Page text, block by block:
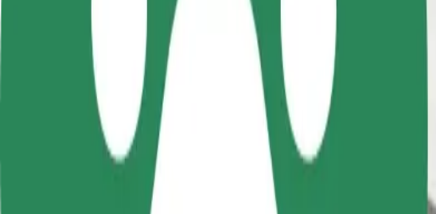
როგორ მივიდეთ Plaża Miejska დან Dworzec Zachodni მდე
Plaża Miejska დან Dworzec Zachodni მდე გადაადგილების საუკეთესო
Plaża Miejska
Dworzec Zachodni
კომფორტი და სიმარტივე შენს ხელთაა!
სანდო მგზავრობები ყოველდღიური საშუალო ზომის ავტომობილებით.